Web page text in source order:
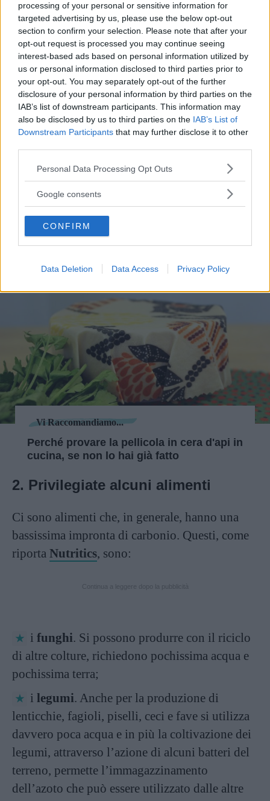
processing of your personal or sensitive information for
targeted advertising by us, please use the below opt-out
section to confirm your selection. Please note that after your
opt-out request is processed you may continue seeing
interest-based ads based on personal information utilized by
us or personal information disclosed to third parties prior to
your opt-out. You may separately opt-out of the further
disclosure of your personal information by third parties on the
IAB’s list of downstream participants. This information may
also be disclosed by us to third parties on the IAB’s List of
Downstream Participants that may further disclose it to other
Please note that this website/app uses one or more Google
not limited to your visit or usage behaviour. You may click to
use your data for below specified purposes in below Google
consent section.
Personal Data Processing Opt Outs
Google consents
CONFIRM
Data Deletion Data Access Privacy Policy
Direte: tutti conosciamo la provenienza di un
alimento, per legge è indicato sull’etichetta.
Questo è vero. Ma quanto sappiamo sui
processi diproduzione, packaging e
distribuzione ? Nella grande distribuzione,
ovvero i supermercati, sappiamo sempre molto
poco. Ma se noi conosciamo esattamente la
storia di un alimento, perché coltivato dal
nostra, non è più semplice ricostruire passo
dopo passo la filiera che ha portato a quel
prodotto?
Continua a leggere dopo la pubblicità
Vi Raccomandiamo...
Perché provare la pellicola in cera d'api in
cucina, se non lo hai già fatto
2. Privilegiate alcuni alimenti
Ci sono alimenti che, in generale, hanno una
bassissima impronta di carbonio. Questi, come
riporta Nutritics, sono:
i funghi. Si possono produrre con il riciclo
di altre colture, richiedono pochissima acqua e
pochissima terra;
i legumi. Anche per la produzione di
lenticchie, fagioli, piselli, ceci e fave si utilizza
davvero poca acqua e in più la coltivazione dei
legumi, attraverso l’azione di alcuni batteri del
terreno, permette l’immagazzinamento
dell’azoto che può essere utilizzato dalle altre